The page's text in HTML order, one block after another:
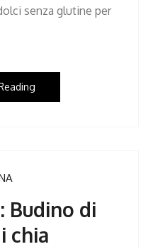
senza glutine per
Budino di
chia